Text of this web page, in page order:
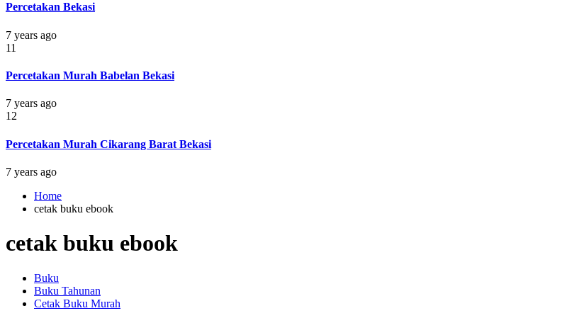
Percetakan Bekasi
7 years ago
11
Percetakan Murah Babelan Bekasi
7 years ago
12
Percetakan Murah Cikarang Barat Bekasi
7 years ago
Home
cetak buku ebook
cetak buku ebook
Buku
Buku Tahunan
Cetak Buku Murah